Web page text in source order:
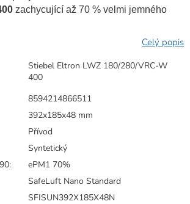
zachycující až 70 % velmi jemného
Stiebel Eltron LWZ 180/280/VRC-W
400
8594214866511
392x185x48 mm
Přívod
Syntetický
:
ePM1 70%
SafeLuft Nano Standard
SFISUN392X185X48N